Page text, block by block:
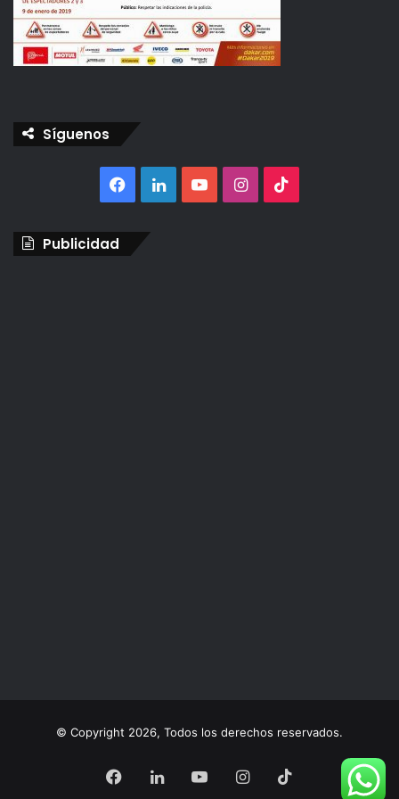
Síguenos
Facebook
LinkedInYouTubeInstagram
Publicidad
© Copyright 2026, Todos los derechos reservados.
Facebook
LinkedInYouTubeInstagram